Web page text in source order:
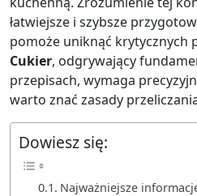
łatwiejsze i szybsze
pomoże uniknąć krytycznych
Cukier, odgrywający
przepisach, wymaga
warto znać zasady
Dowiesz się:
Najważniejsze